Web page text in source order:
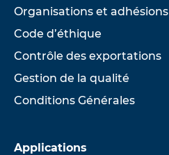
Organisations et adhésions
Code d’éthique
Contrôle des exportations
Gestion de la qualité
Conditions Générales
Applications